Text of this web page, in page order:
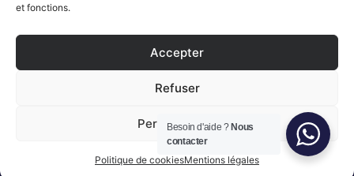
et fonctions.
Accepter
Refuser
Personnaliser
Politique de cookiesMentions légales
SERVICES NOUS SUIVRE
LinkedIn
Tous droits réservés © Compagnie des Gemmes
Besoin d'aide ? Nous
contacter